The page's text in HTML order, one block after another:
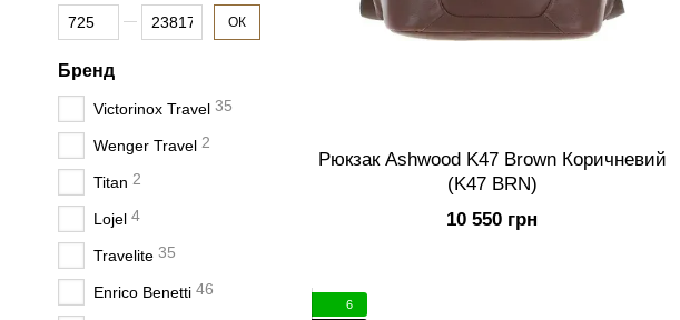
Рюкзак Ashwood K47 Brown Коричневий
(K47 BRN)
10 550 грн
6
Від Ціна, грн
До Ціна, грн ОК
Бренд
Victorinox Travel 35
Wenger Travel 2
Titan 2
Lojel 4
Travelite 35
Enrico Benetti 46